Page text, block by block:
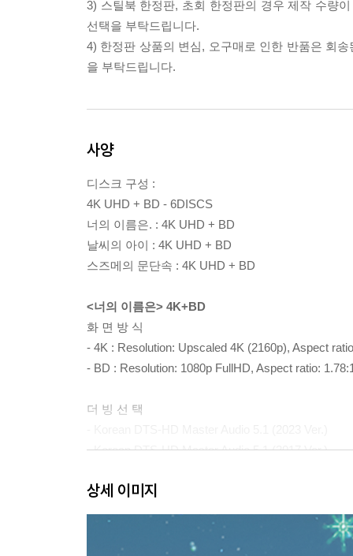
3) 스틸북 한정판, 초회 한정판의 경우 제작 수량
선택을 부탁드립니다.
4) 한정판 상품의 변심, 오구매로 인한 반품은 회
을 부탁드립니다.
사양
디스크 구성 :
4K UHD + BD - 6DISCS
너의 이름은. : 4K UHD + BD
날씨의 아이 : 4K UHD + BD
스즈메의 문단속 : 4K UHD + BD
<너의 이름은> 4K+BD
화 면 방 식
- 4K : Resolution: Upscaled 4K (2160p), Aspect
- BD : Resolution: 1080p FullHD, Aspect ratio:
더 빙 선 택
- Korean DTS-HD Master Audio 5.1 (2017 Ver.)
- Japanese DTS-HD Master Audio 5.1 (Theme
*부가영상 한글자막 지원
상세 이미지